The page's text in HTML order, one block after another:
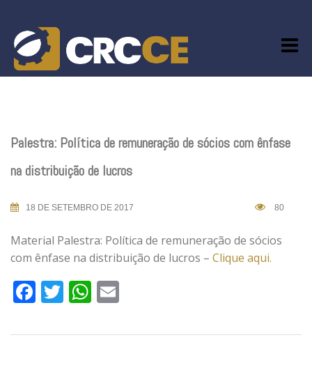
content
Palestra: Política de remuneração de sócios com ênfase
na distribuição de lucros
18 DE SETEMBRO DE 2017 80
Material Palestra: Política de remuneração de sócios
com ênfase na distribuição de lucros – Clique aqui.
Facebook
TwitterWhatsApp